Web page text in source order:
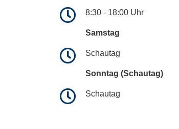
8:30 - 18:00 Uhr
Samstag
Schautag
Sonntag (Schautag)
Schautag